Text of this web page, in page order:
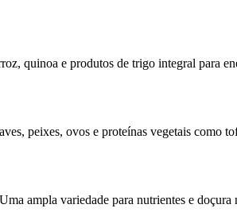
quinoa e produtos de trigo integral para
peixes, ovos e proteínas vegetais como
Uma ampla variedade para nutrientes e doçura